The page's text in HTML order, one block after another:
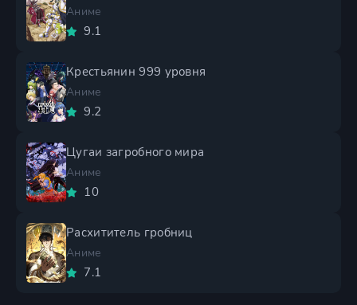
Аниме
9.1
Крестьянин 999 уровня
Аниме
9.2
Цугаи загробного мира
Аниме
10
Расхититель гробниц
Аниме
7.1